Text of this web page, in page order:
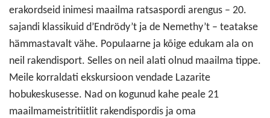
erakordseid inimesi maailma ratsaspordi arengus – 20.
sajandi klassikuid d’Endrödy’t ja de Nemethy’t – teatakse
hämmastavalt vähe. Populaarne ja kõige edukam ala on
neil rakendisport. Selles on neil alati olnud maailma tippe.
Meile korraldati ekskursioon vendade Lazarite
hobukeskusesse. Nad on kogunud kahe peale 21
maailmameistritiitlit rakendispordis ja oma